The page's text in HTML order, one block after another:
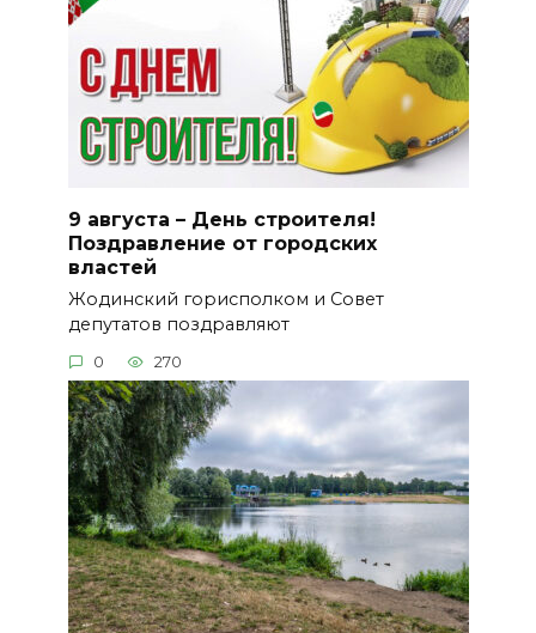
9 августа – День строителя!
Поздравление от городских
властей
Жодинский горисполком и Совет
депутатов поздравляют
0 270